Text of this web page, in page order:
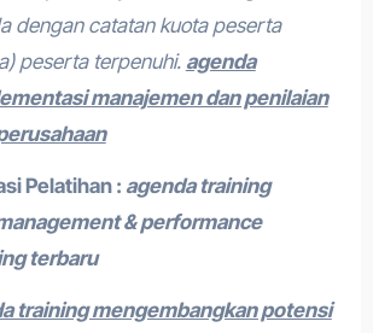
dengan catatan kuota peserta
peserta terpenuhi. agenda
manajemen dan penilaian
Pelatihan : agenda training
& performance
terbaru
training mengembangkan potensi